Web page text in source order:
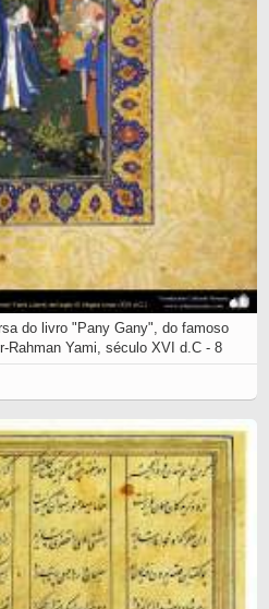
do livro "Pany Gany", do famoso
Rahman Yami, século XVI d.C - 8